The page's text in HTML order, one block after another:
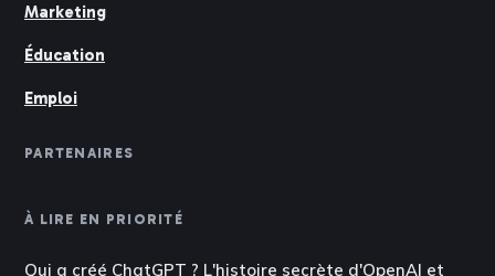
Marketing
Éducation
Emploi
PARTENAIRES
À LIRE EN PRIORITÉ
Qui a créé ChatGPT ? L'histoire secrète d'OpenAI et